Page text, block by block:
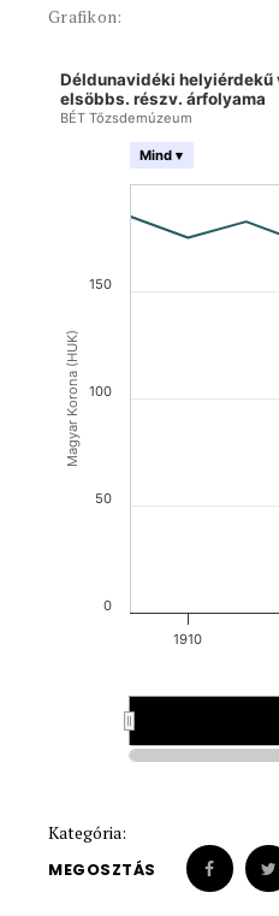
Grafikon:
Magyar Korona (HUK)
Déldunavidéki helyiérdekű
elsöbbs. részv. árfolyama
BÉT Tőzsdemúzeum
Mind ▾
1910
0
50
100
150
Kategória:
MEGOSZTÁS